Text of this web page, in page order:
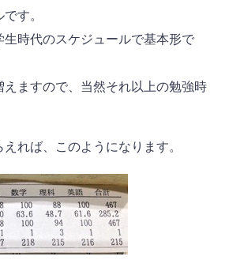
す。
生時代のスケジュールで基本形で
ますので、当然それ以上の勉強時
れば、このようになります。